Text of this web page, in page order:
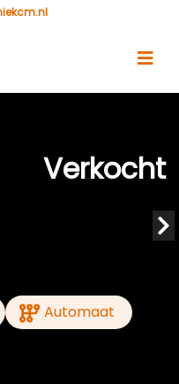
Verkocht
Automaat